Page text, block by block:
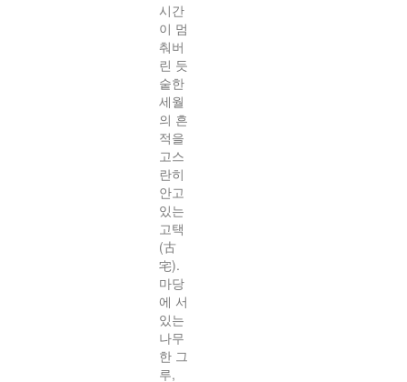
시간
이 멈
춰버
린 듯
숱한
세월
의 흔
적을
고스
란히
안고
있는
고택
(古
宅).
마당
에 서
있는
나무
한 그
루,